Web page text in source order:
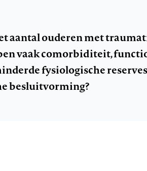
aantal ouderen met
vaak comorbiditeit,
fysiologische
besluitvorming?